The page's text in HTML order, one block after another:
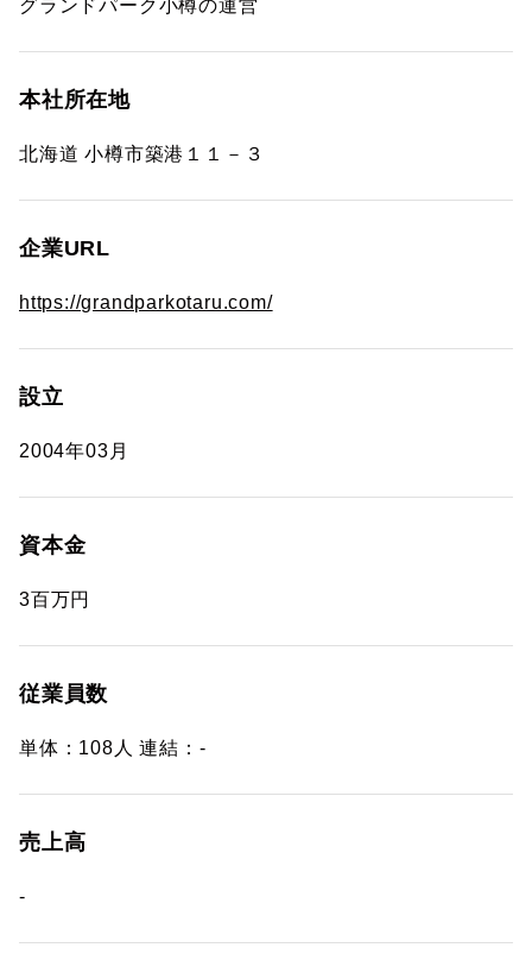
グランドパーク小樽の運営
本社所在地
北海道 小樽市築港１１－３
企業URL
https://grandparkotaru.com/
設立
2004年03月
資本金
3百万円
従業員数
単体：108人 連結：-
売上高
-